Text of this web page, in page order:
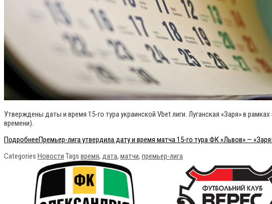
Утверждены даты и время 15-го тура украинской Vbet лиги. Луганская «Заря» в
времени).
ПодробнееПремьер-лига утвердила дату и время матча 15-го тура ФК «Львов» —
Categories Новости Tags время, дата, матчи, премьер-лига